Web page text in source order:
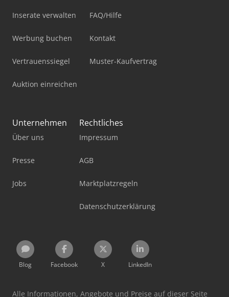
Inserate verwalten
Werbung buchen
Vertrauenssiegel
Auktion einreichen
FAQ/Hilfe
Kontakt
Muster-Kaufvertrag
Unternehmen
Über uns
Presse
Jobs
Rechtliches
Impressum
AGB
Marktplatzregeln
Datenschutzerklärung
Blog Facebook X LinkedIn
Alle Informationen, Angebote und Preise auf dieser Seite